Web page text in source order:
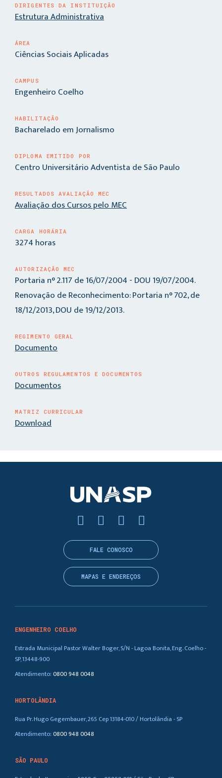
DIRIGENTES DA INSTITUIÇÃO
Estrutura Administrativa
ÁREA
Ciências Sociais Aplicadas
CAMPUS
Engenheiro Coelho
HABILITAÇÃO
Bacharelado em Jornalismo
DIPLOMA EMITIDO POR
Centro Universitário Adventista de São Paulo
RESULTADOS AVALIAÇÃO MEC
Avaliação dos Cursos pelo MEC
CARGA HORÁRIA
3274 horas
AUTORIZAÇÃO MEC
Portaria n° 2.117 de 16/07/2004 - DOU 19/07/2004.
Renovação de Reconhecimento: Portaria n° 702, de
18/12/2013, DOU de 19/12/2013.
REGIMENTO GERAL
Documento
OUTROS REGULAMENTOS E DOCUMENTOS
Documentos
MATRIZ CURRICULAR
Download
ENGENHEIRO COELHO
Estrada Municipal Pastor Walter Boger, S/N - Lagoa Bonita, Eng. Coelho -
SP, 13448-900
Atendimento:0800 948 0048
HORTOLÂNDIA
Rua Pr. Hugo Gegembauer, 265 Cep 13184-010 / Hortolândia - SP
Atendimento:0800 948 0048
SÃO PAULO
FALE CONOSCO
MAPAS E ENDEREÇOS